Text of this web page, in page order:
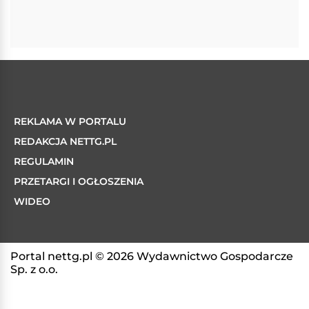
REKLAMA W PORTALU
REDAKCJA NETTG.PL
REGULAMIN
PRZETARGI I OGŁOSZENIA
WIDEO
Portal nettg.pl © 2026 Wydawnictwo Gospodarcze
Sp. z o.o.